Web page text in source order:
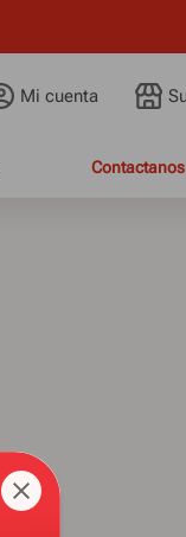
Mi cuenta
Contactanos